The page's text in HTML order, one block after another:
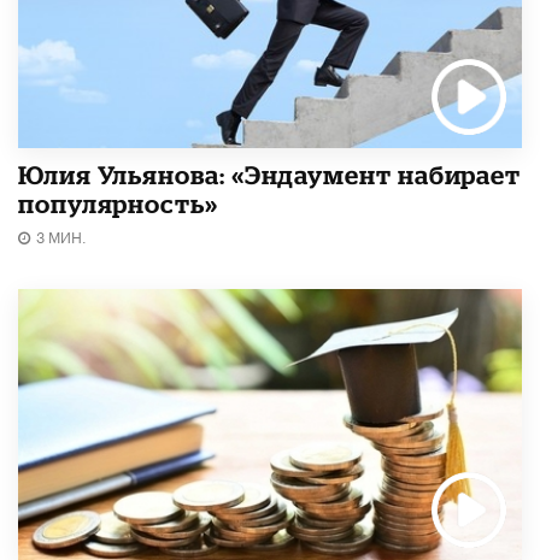
Юлия Ульянова: «Эндаумент набирает
популярность»
3 МИН.